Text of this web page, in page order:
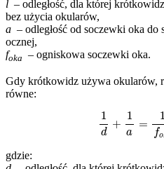
l – odległość, dla której
bez użycia okularów,
a – odległość od soczewki oka
ocznej,
foka – ogniskowa soczewki oka.
Gdy krótkowidz używa okularów,
równe:
1 1a k
gdzie: